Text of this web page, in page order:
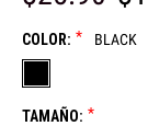
COLOR: * BLACK
TAMAÑO: *